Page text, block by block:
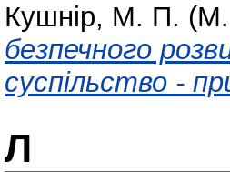
Кушнір, М. П.
безпечного
суспільство -
Л